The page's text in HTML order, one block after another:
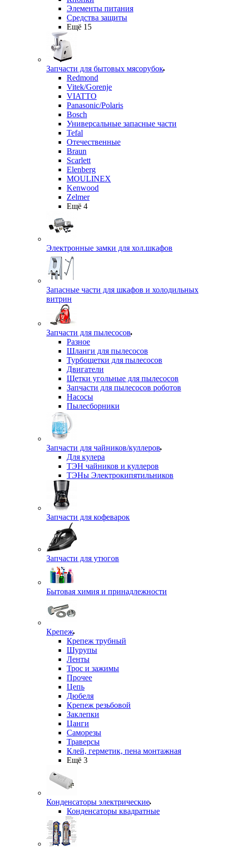
Элементы питания
Средства защиты
Ещё 15
Запчасти для бытовых мясорубок
Redmond
Vitek/Gorenje
VIATTO
Panasonic/Polaris
Bosch
Универсальные запасные части
Tefal
Отечественные
Braun
Scarlett
Elenberg
MOULINEX
Kenwood
Zelmer
Ещё 4
Электронные замки для хол.шкафов
Запасные части для шкафов и холодильных
витрин
Запчасти для пылесосов
Разное
Шланги для пылесосов
Турбощетки для пылесосов
Двигатели
Щетки угольные для пылесосов
Запчасти для пылесосов роботов
Насосы
Пылесборники
Запчасти для чайников/куллеров
Для кулера
ТЭН чайников и куллеров
ТЭНы Электрокипятильников
Запчасти для кофеварок
Запчасти для утюгов
Бытовая химия и принадлежности
Крепеж
Крепеж трубный
Шурупы
Ленты
Трос и зажимы
Прочее
Цепь
Дюбеля
Крепеж резьбовой
Заклепки
Цанги
Саморезы
Траверсы
Клей, герметик, пена монтажная
Ещё 3
Конденсаторы электрические
Конденсаторы квадратные